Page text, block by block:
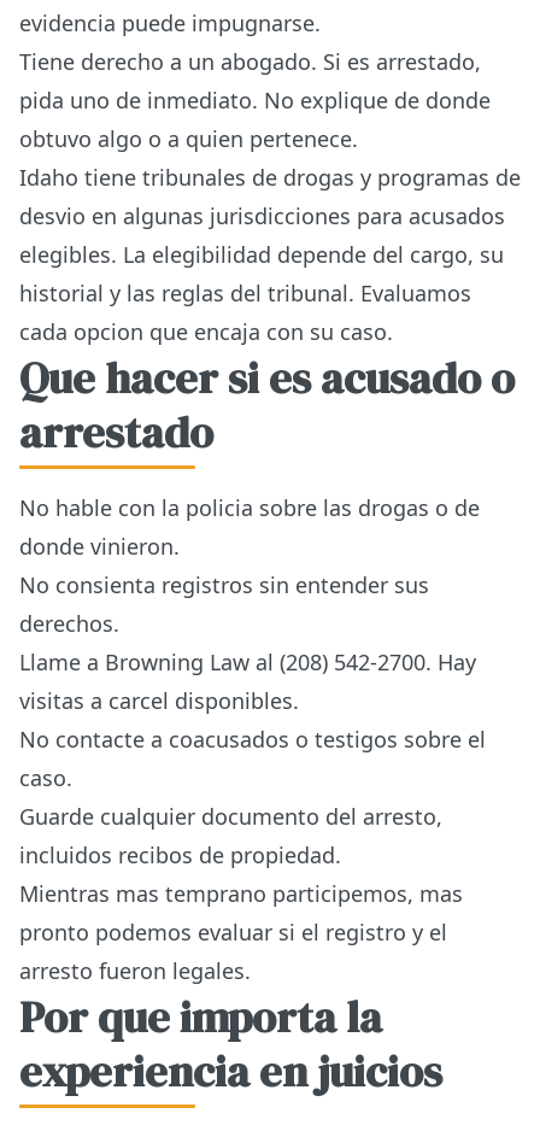
evidencia puede impugnarse.
Tiene derecho a un abogado. Si es arrestado,
pida uno de inmediato. No explique de donde
obtuvo algo o a quien pertenece.
Idaho tiene tribunales de drogas y programas de
desvio en algunas jurisdicciones para acusados
elegibles. La elegibilidad depende del cargo, su
historial y las reglas del tribunal. Evaluamos
cada opcion que encaja con su caso.
Que hacer si es acusado o
arrestado
No hable con la policia sobre las drogas o de
donde vinieron.
No consienta registros sin entender sus
derechos.
Llame a Browning Law al (208) 542-2700. Hay
visitas a carcel disponibles.
No contacte a coacusados o testigos sobre el
caso.
Guarde cualquier documento del arresto,
incluidos recibos de propiedad.
Mientras mas temprano participemos, mas
pronto podemos evaluar si el registro y el
arresto fueron legales.
Por que importa la
experiencia en juicios